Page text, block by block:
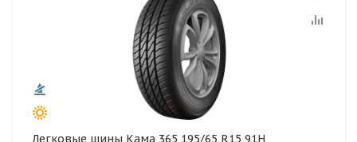
Легковые шины Кама 365 195/65 R15 91H